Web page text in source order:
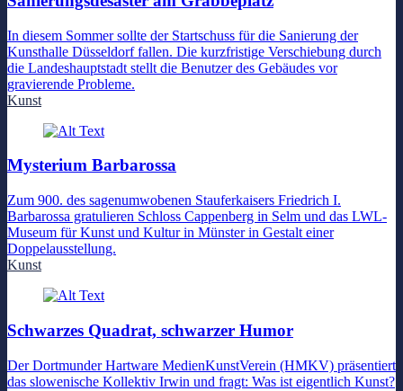
In diesem Sommer sollte der Startschuss für die Sanierung der
Kunsthalle Düsseldorf fallen. Die kurzfristige Verschiebung durch
die Landeshauptstadt stellt die Benutzer des Gebäudes vor
gravierende Probleme.
Kunst
Mysterium Barbarossa
Zum 900. des sagenumwobenen Stauferkaisers Friedrich I.
Barbarossa gratulieren Schloss Cappenberg in Selm und das LWL-
Museum für Kunst und Kultur in Münster in Gestalt einer
Doppelausstellung.
Kunst
Schwarzes Quadrat, schwarzer Humor
Der Dortmunder Hartware MedienKunstVerein (HMKV) präsentiert
das slowenische Kollektiv Irwin und fragt: Was ist eigentlich Kunst?